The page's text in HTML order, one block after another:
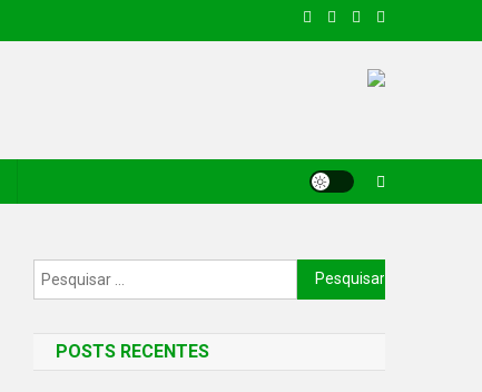
POSTS RECENTES